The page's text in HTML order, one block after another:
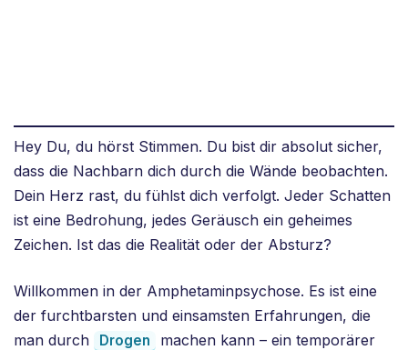
Hey Du, du hörst Stimmen. Du bist dir absolut sicher,
dass die Nachbarn dich durch die Wände beobachten.
Dein Herz rast, du fühlst dich verfolgt. Jeder Schatten
ist eine Bedrohung, jedes Geräusch ein geheimes
Zeichen. Ist das die Realität oder der Absturz?
Willkommen in der Amphetaminpsychose. Es ist eine
der furchtbarsten und einsamsten Erfahrungen, die
man durch
Drogen
machen kann – ein temporärer